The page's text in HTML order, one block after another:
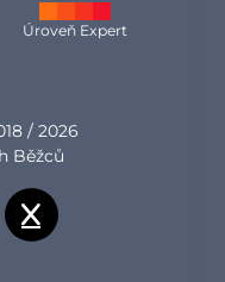
Úroveň Expert
/ 2026
Běžců